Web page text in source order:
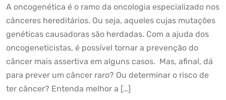
A oncogenética é o ramo da oncologia especializado nos
cânceres hereditários. Ou seja, aqueles cujas mutações
genéticas causadoras são herdadas. Com a ajuda dos
oncogeneticistas, é possível tornar a prevenção do
câncer mais assertiva em alguns casos. Mas, afinal, dá
para prever um câncer raro? Ou determinar o risco de
ter câncer? Entenda melhor a […]